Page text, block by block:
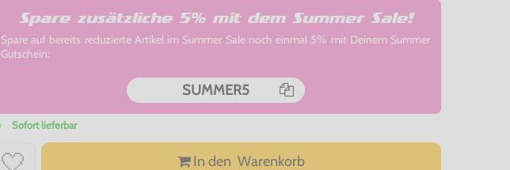
Spare zusätzliche 5% mit dem Summer Sale!
Spare auf bereits reduzierte Artikel im Summer Sale noch einmal 5% mit Deinem Summer
Gutschein:
SUMMER5
Sofort lieferbar
In den Warenkorb